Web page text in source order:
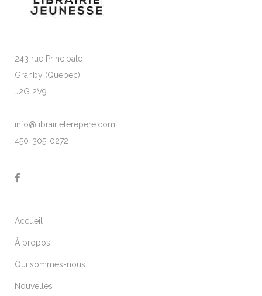
243 rue Principale
Granby (Québec)
J2G 2V9
info@librairielerepere.com
450-305-0272
Accueil
À propos
Qui sommes-nous
Nouvelles